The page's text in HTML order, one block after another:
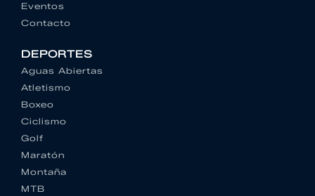
Eventos
Contacto
DEPORTES
Aguas Abiertas
Atletismo
Boxeo
Ciclismo
Golf
Maratón
Montaña
MTB